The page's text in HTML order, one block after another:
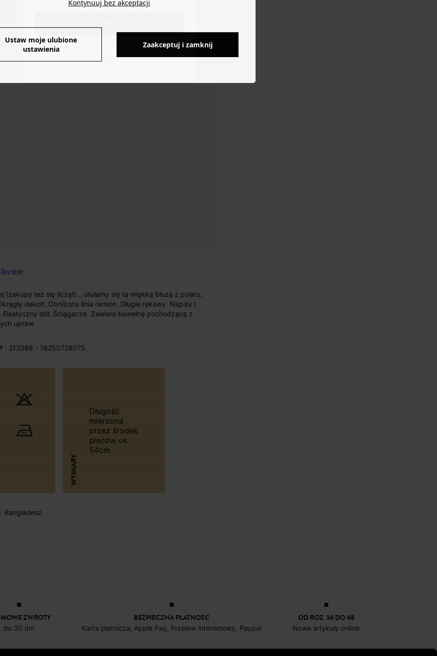
też się liczą!)... otulamy się tą miękką bluzą z polaru,
dekolt. Obniżona linia ramion. Długie rękawy. Napisy i
dół. Ściągacze. Zawiera bawełnę pochodzącą z
upraw.
: 212088 - 18250728075
WYMIARY
Długość
mierzona
przez środek
pleców ok.
54cm.
Bangladesz.
ZWROTY
do 30 dni
BEZPIECZNA PŁATNOŚC
Karta płatnicza, Apple Pay, Przelew internetowy, Paypal
OD ROZ. 34 DO 48
Nowe artykuły online
Kontynuuj bez akceptacji
Ustaw moje ulubione
ustawienia
Zaakceptuj i zamknij